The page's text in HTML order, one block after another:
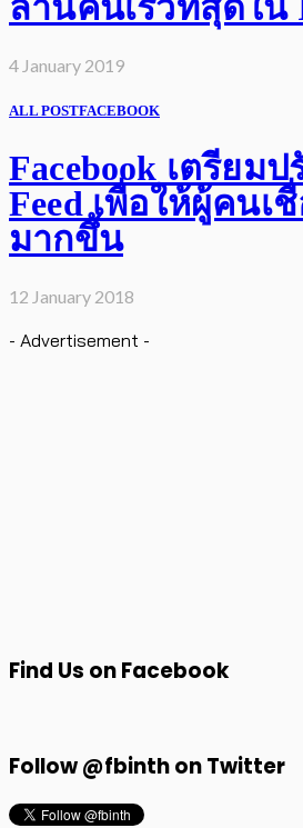
4 January 2019
ALL POSTFACEBOOK
Facebook เตรียมป
Feed เพื่อให้ผู้คนเ
มากขึ้น
12 January 2018
- Advertisement -
Find Us on Facebook
Follow @fbinth on Twitter